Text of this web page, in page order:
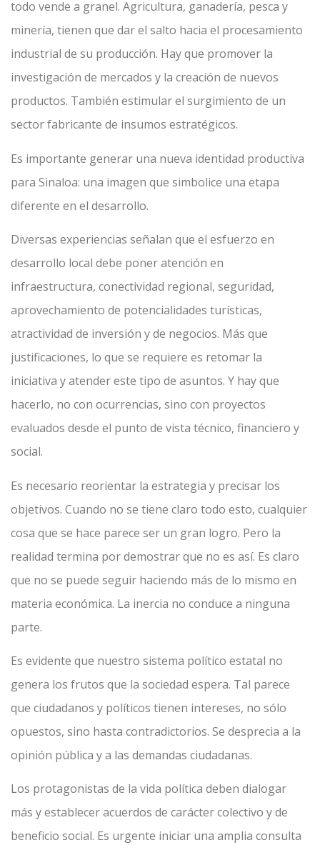
todo vende a granel. Agricultura, ganadería, pesca y
minería, tienen que dar el salto hacia el procesamiento
industrial de su producción. Hay que promover la
investigación de mercados y la creación de nuevos
productos. También estimular el surgimiento de un
sector fabricante de insumos estratégicos.
Es importante generar una nueva identidad productiva
para Sinaloa: una imagen que simbolice una etapa
diferente en el desarrollo.
Diversas experiencias señalan que el esfuerzo en
desarrollo local debe poner atención en
infraestructura, conectividad regional, seguridad,
aprovechamiento de potencialidades turísticas,
atractividad de inversión y de negocios. Más que
justificaciones, lo que se requiere es retomar la
iniciativa y atender este tipo de asuntos. Y hay que
hacerlo, no con ocurrencias, sino con proyectos
evaluados desde el punto de vista técnico, financiero y
social.
Es necesario reorientar la estrategia y precisar los
objetivos. Cuando no se tiene claro todo esto, cualquier
cosa que se hace parece ser un gran logro. Pero la
realidad termina por demostrar que no es así. Es claro
que no se puede seguir haciendo más de lo mismo en
materia económica. La inercia no conduce a ninguna
parte.
Es evidente que nuestro sistema político estatal no
genera los frutos que la sociedad espera. Tal parece
que ciudadanos y políticos tienen intereses, no sólo
opuestos, sino hasta contradictorios. Se desprecia a la
opinión pública y a las demandas ciudadanas.
Los protagonistas de la vida política deben dialogar
más y establecer acuerdos de carácter colectivo y de
beneficio social. Es urgente iniciar una amplia consulta